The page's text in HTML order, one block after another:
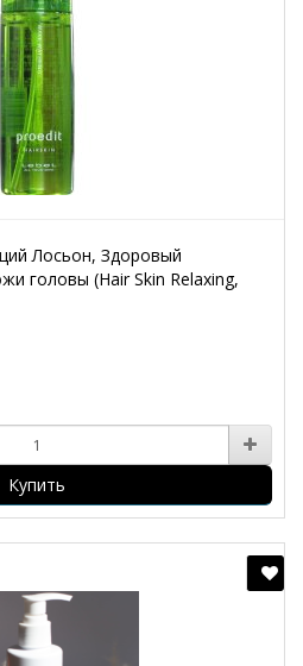
Лосьон, Здоровый
головы (Hair Skin Relaxing,
Купить